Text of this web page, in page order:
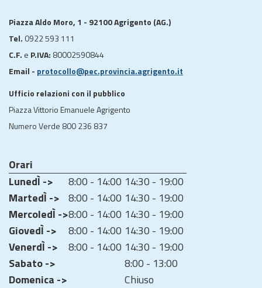
Piazza Aldo Moro, 1 - 92100 Agrigento (AG.)
Tel. 0922 593 111
C.F. e P.IVA: 80002590844
Email - protocollo@pec.provincia.agrigento.it
Ufficio relazioni con il pubblico
Piazza Vittorio Emanuele Agrigento
Numero Verde 800 236 837
Orari
LunedÌ ->
8:00 - 14:00 14:30 - 19:00
MartedÌ -> 8:00 - 14:00 14:30 - 19:00
MercoledÌ ->8:00 - 14:00 14:30 - 19:00
GiovedÌ ->
8:00 - 14:00 14:30 - 19:00
VenerdÌ ->
8:00 - 14:00 14:30 - 19:00
Sabato ->
8:00 - 13:00
Domenica ->
Chiuso